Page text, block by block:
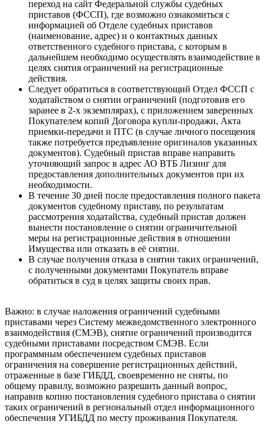
переход на сайт Федеральной службы судебных
приставов (ФССП), где возможно ознакомиться с
информацией об Отделе судебных приставов
(наименование, адрес) и о контактных данных
ответственного судебного пристава, с которым в
дальнейшем необходимо осуществлять взаимодействие в
целях снятия ограничений на регистрационные
действия.
Следует обратиться в соответствующий Отдел ФССП с
ходатайством о снятии ограничений (подготовив его
заранее в 2-х экземплярах), с приложением заверенных
Покупателем копий Договора купли-продажи, Акта
приемки-передачи и ПТС (в случае личного посещения
также потребуется предъявление оригиналов указанных
документов). Судебный пристав вправе направить
уточняющий запрос в адрес АО ВТБ Лизинг для
предоставления дополнительных документов при их
необходимости.
В течение 30 дней после предоставления полного пакета
документов судебному приставу, по результатам
рассмотрения ходатайства, судебный пристав должен
вынести постановление о снятии ограничительной
меры на регистрационные действия в отношении
Имущества или отказать в её снятии.
В случае получения отказа в снятии таких ограничений,
с полученными документами Покупатель вправе
обратиться в суд в целях защиты своих прав.
Важно: в случае наложения ограничений судебными
приставами через Систему межведомственного электронного
взаимодействия (СМЭВ), снятие ограничений производится
судебными приставами посредством СМЭВ. Если
программным обеспечением судебных приставов
ограничения на совершение регистрационных действий,
отраженные в базе ГИБДД, своевременно не сняты, по
общему правилу, возможно разрешить данный вопрос,
направив копию постановления судебного пристава о снятии
таких ограничений в региональный отдел информационного
обеспечения УГИБДД по месту проживания Покупателя.